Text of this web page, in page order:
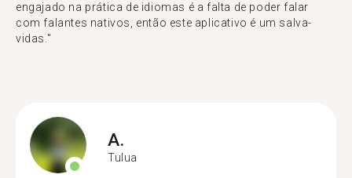
engajado na prática de idiomas é a falta de poder falar
com falantes nativos, então este aplicativo é um salva-
vidas."
A.
Tulua